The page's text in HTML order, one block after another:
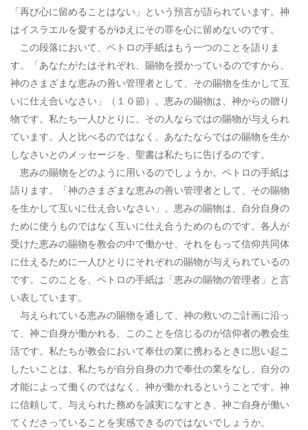
「再び心に留めることはない」という預言が語られています。神
はイスラエルを愛するがゆえにその罪を心に留めないのです。
この段落において、ペトロの手紙はもう一つのことを語りま
す。「あなたがたはそれぞれ、賜物を授かっているのですから、
神のさまざまな恵みの善い管理者として、その賜物を生かして互
いに仕え合いなさい」（１０節）。恵みの賜物は、神からの贈り
物です。私たち一人ひとりに、その人ならではの賜物が与えられ
ています。人と比べるのではなく、あなたならではの賜物を生か
しなさいとのメッセージを、聖書は私たちに告げるのです。
恵みの賜物をどのように用いるのでしょうか。ペトロの手紙は
語ります。「神のさまざまな恵みの善い管理者として、その賜物
を生かして互いに仕え合いなさい」。恵みの賜物は、自分自身の
ために使うものではなく互いに仕え合うためのものです。各人が
受けた恵みの賜物を教会の中で働かせ、それをもって信仰共同体
に仕えるために一人ひとりにそれぞれの賜物が与えられているの
です。このことを、ペトロの手紙は「恵みの賜物の管理者」と言
い表しています。
与えられている恵みの賜物を通して、神の救いのご計画に沿っ
て、神ご自身が働かれる、このことを信じるのが信仰者の教会生
活です。私たちが教会において奉仕の業に携わるときに思い起こ
したいことは、私たちが自分自身の力で奉仕の業をなし、自分の
才能によって働くのではなく、神が働かれるということです。神
に信頼して、与えられた務めを誠実になすとき、神ご自身が働い
てくださっていることを実感できるのではないでしょうか。